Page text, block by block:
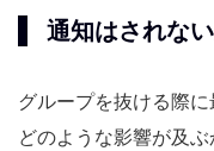
通知はされな
グループを抜ける際に
どのような影響が及